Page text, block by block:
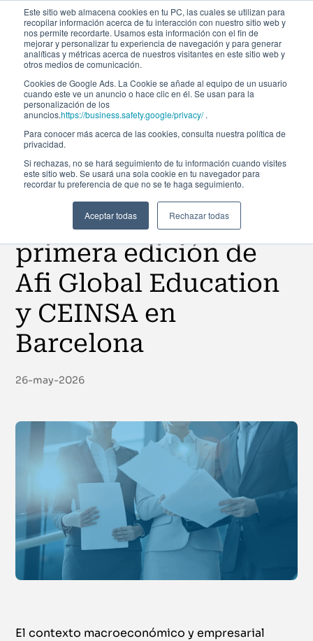
Este sitio web almacena cookies en tu PC, las cuales se utilizan para
recopilar información acerca de tu interacción con nuestro sitio web y
nos permite recordarte. Usamos esta información con el fin de
mejorar y personalizar tu experiencia de navegación y para generar
analíticas y métricas acerca de nuestros visitantes en este sitio web y
otros medios de comunicación.
Cookies de Google Ads. La Cookie se añade al equipo de un usuario
cuando este ve un anuncio o hace clic en él. Se usan para la
personalización de los
anuncios.https://business.safety.google/privacy/.
Para conocer más acerca de las cookies, consulta nuestra política de
privacidad.
Si rechazas, no se hará seguimiento de tu información cuando visites
este sitio web. Se usará una sola cookie en tu navegador para
recordar tu preferencia de que no se te haga seguimiento.
Aceptar todas Rechazar todas
Noticias
Liderazgo directivo
en entornos
complejos: Éxito de la
primera edición de
Afi Global Education
y CEINSA en
Barcelona
26-may-2026
El contexto macroeconómico y empresarial